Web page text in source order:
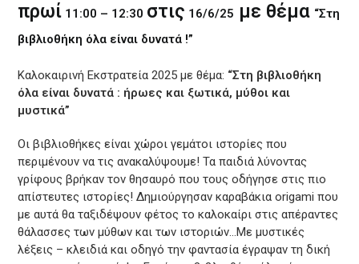
πρωί 11:00 – 12:30 στις 16/6/25 με θέμα “Στη
βιβλιοθήκη όλα είναι δυνατά !”
Καλοκαιρινή Εκστρατεία 2025 με θέμα: “Στη βιβλιοθήκη
όλα είναι δυνατά : ήρωες και ξωτικά, μύθοι και
μυστικά”
Οι βιβλιοθήκες είναι χώροι γεμάτοι ιστορίες που
περιμένουν να τις ανακαλύψουμε! Τα παιδιά λύνοντας
γρίφους βρήκαν τον θησαυρό που τους οδήγησε στις πιο
απίστευτες ιστορίες! Δημιούργησαν καραβάκια origami που
με αυτά θα ταξιδέψουν φέτος το καλοκαίρι στις απέραντες
θάλασσες των μύθων και των ιστοριών…Με μυστικές
λέξεις – κλειδιά και οδηγό την φαντασία έγραψαν τη δική